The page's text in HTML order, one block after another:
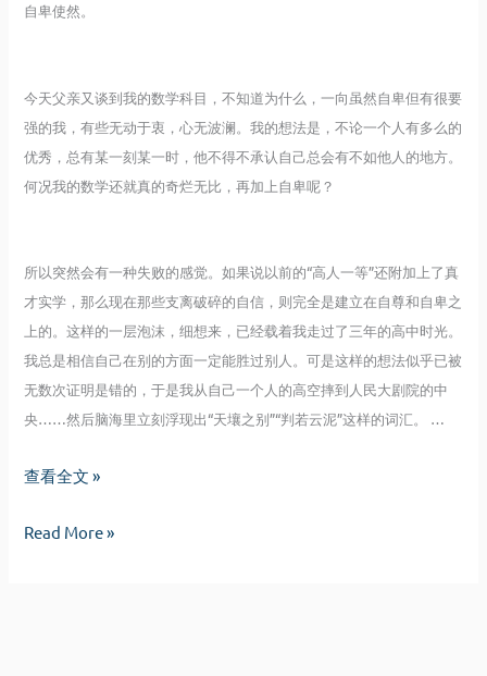
自卑使然。
今天父亲又谈到我的数学科目，不知道为什么，一向虽然自卑但有很要
强的我，有些无动于衷，心无波澜。我的想法是，不论一个人有多么的
优秀，总有某一刻某一时，他不得不承认自己总会有不如他人的地方。
何况我的数学还就真的奇烂无比，再加上自卑呢？
所以突然会有一种失败的感觉。如果说以前的“高人一等”还附加上了真
才实学，那么现在那些支离破碎的自信，则完全是建立在自尊和自卑之
上的。这样的一层泡沫，细想来，已经载着我走过了三年的高中时光。
我总是相信自己在别的方面一定能胜过别人。可是这样的想法似乎已被
无数次证明是错的，于是我从自己一个人的高空摔到人民大剧院的中
央……然后脑海里立刻浮现出“天壤之别”“判若云泥”这样的词汇。 …
未
的
查看全文 »
未
Read More »